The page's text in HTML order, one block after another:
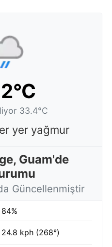
33.4°C
yer yağmur
Guam'de
Güncellenmiştir
84%
24.8 kph (268°)